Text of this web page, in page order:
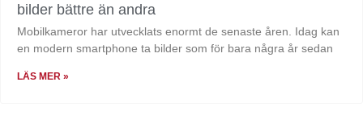
bilder bättre än andra
Mobilkameror har utvecklats enormt de senaste åren. Idag kan
en modern smartphone ta bilder som för bara några år sedan
LÄS MER »